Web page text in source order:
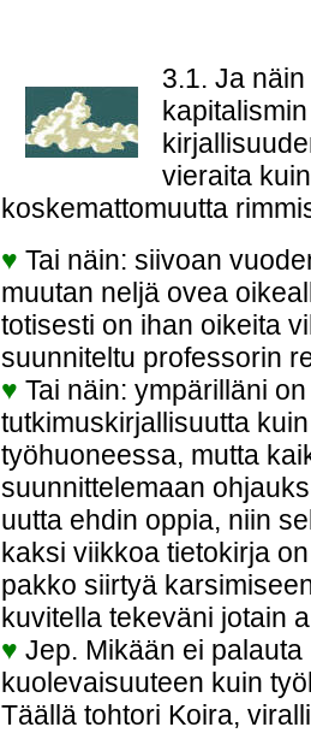
3.1. Ja
vieraita
koskemattomuutta
♥ Tai näin: siivoan
muutan neljä ovea
totisesti on ihan oikeita
suunniteltu professorin
♥ Tai näin: ympärilläni
tutkimuskirjallisuutta
työhuoneessa, mutta
suunnittelemaan
uutta ehdin oppia, niin
kaksi viikkoa tietokirja
pakko siirtyä
kuvitella tekeväni jotain
♥ Jep. Mikään ei
kuolevaisuuteen kuin
Täällä tohtori Koira,